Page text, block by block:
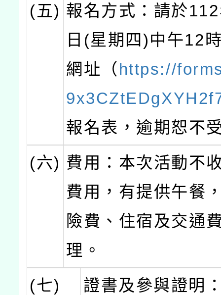
(五) 報名方式：請於
日(星期四)中午12
網址（ https://
報名表，逾期恕不
(六) 費用：本次活動不
費用，有提供午餐
險費、住宿及交通
理。
(七)
證書及參與證明